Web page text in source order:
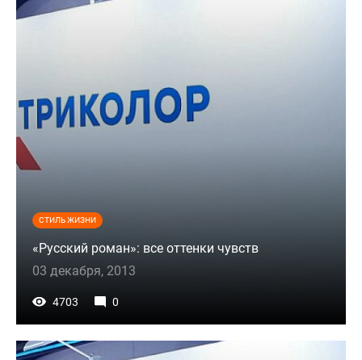
СТИЛЬ ЖИЗНИ
«Русский роман»: все оттенки чувств
03 декабря, 2013
4703 0